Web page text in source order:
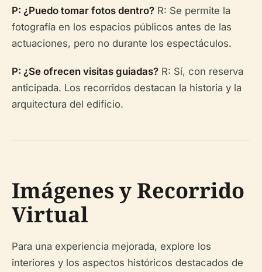
P: ¿Puedo tomar fotos dentro? R: Se permite la
fotografía en los espacios públicos antes de las
actuaciones, pero no durante los espectáculos.
P: ¿Se ofrecen visitas guiadas? R: Sí, con reserva
anticipada. Los recorridos destacan la historia y la
arquitectura del edificio.
Imágenes y Recorrido
Virtual
Para una experiencia mejorada, explore los
interiores y los aspectos históricos destacados de